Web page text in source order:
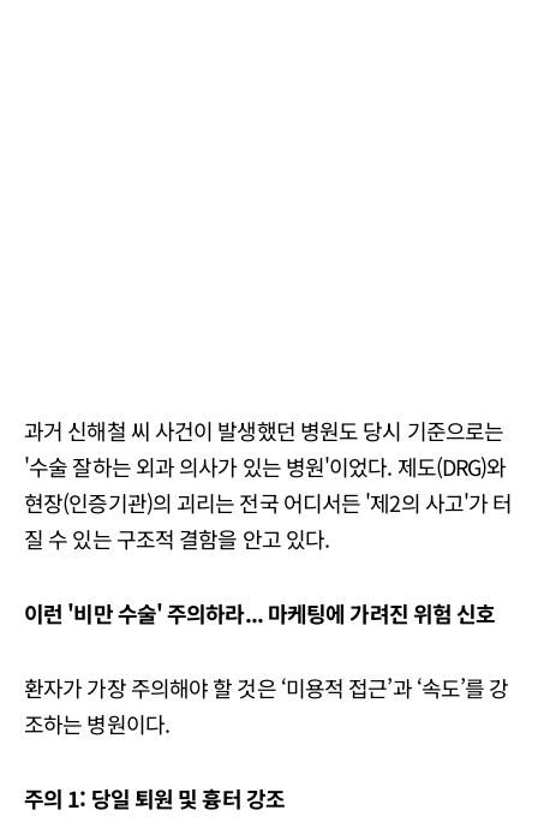
과거 신해철 씨 사건이 발생했던 병원도 당시 기준으로는
'수술 잘하는 외과 의사가 있는 병원'이었다. 제도(DRG)와
현장(인증기관)의 괴리는 전국 어디서든 '제2의 사고'가 터
질 수 있는 구조적 결함을 안고 있다.
이런 '비만 수술' 주의하라... 마케팅에 가려진 위험 신호
환자가 가장 주의해야 할 것은 ‘미용적 접근’과 ‘속도’를 강
조하는 병원이다.
주의 1: 당일 퇴원 및 흉터 강조